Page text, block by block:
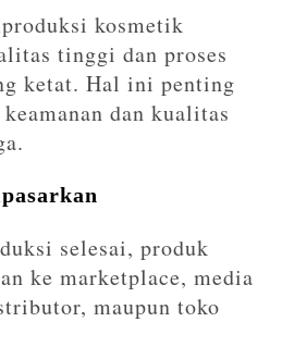
kosmetik
tinggi dan proses
ketat. Hal ini penting
dan kualitas
selesai, produk
ke marketplace, media
maupun toko